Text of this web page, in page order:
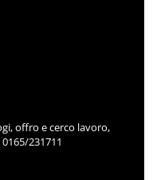
offro e cerco lavoro,
231711